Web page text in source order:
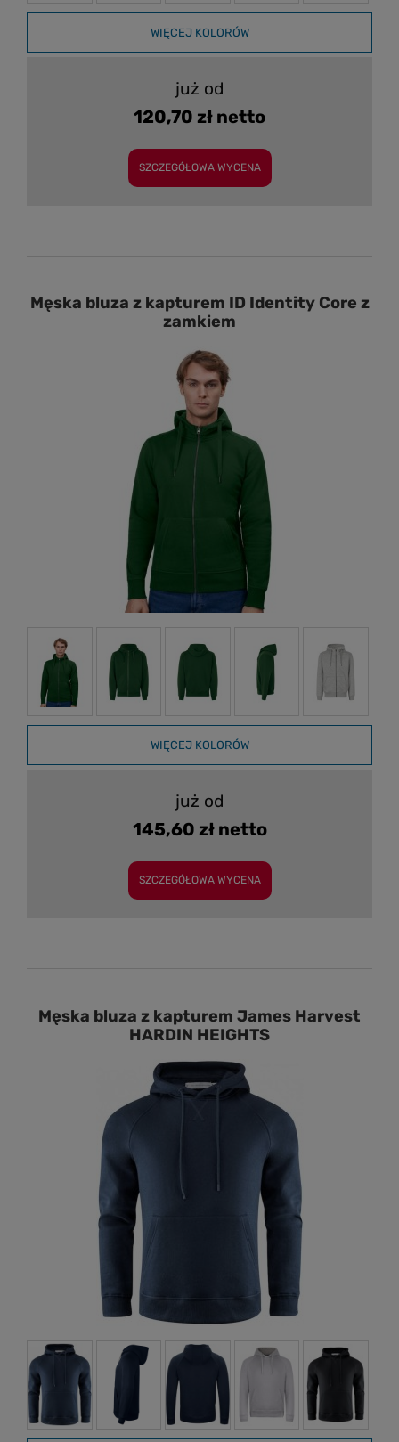
WIĘCEJ KOLORÓW
już od
120,70 zł netto
SZCZEGÓŁOWA WYCENA
Męska bluza z kapturem ID Identity Core z
zamkiem
WIĘCEJ KOLORÓW
już od
145,60 zł netto
SZCZEGÓŁOWA WYCENA
Męska bluza z kapturem James Harvest
HARDIN HEIGHTS